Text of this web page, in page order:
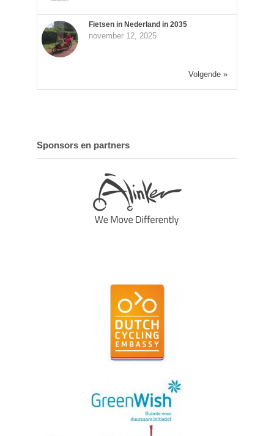
Fietsen in Nederland in 2035
november 12, 2025
Volgende »
Sponsors en partners